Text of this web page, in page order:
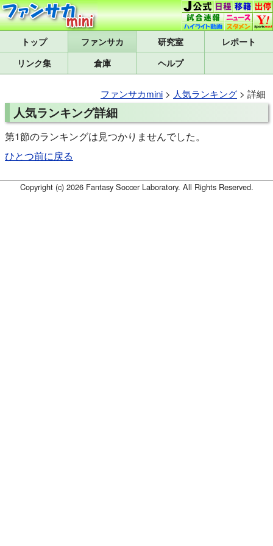
トップ 研究室
レポート
リンク集
倉庫 ヘルプ
ファンサカmini > 人気ランキング > 詳細
人気ランキング詳細
第1節のランキングは見つかりませんでした。
ひとつ前に戻る
Copyright (c) 2026 Fantasy Soccer Laboratory. All Rights Reserved.